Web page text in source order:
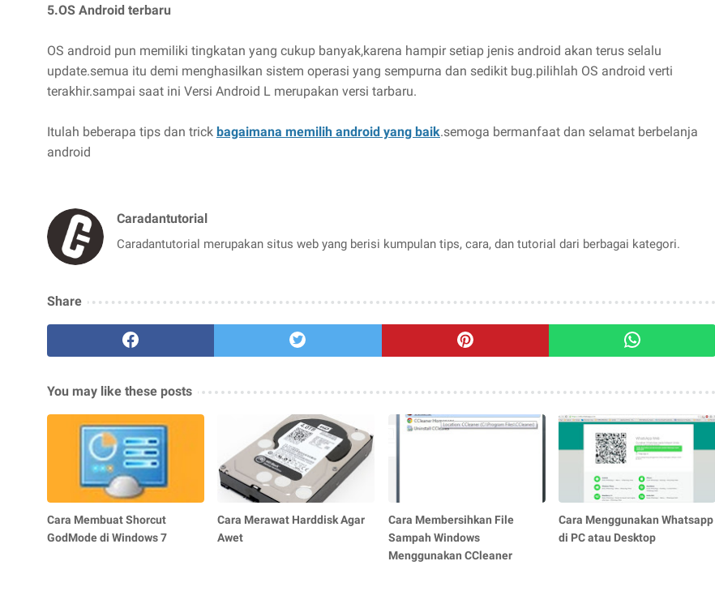
5.OS Android terbaru
OS android pun memiliki tingkatan yang cukup banyak,karena hampir setiap jenis android akan terus selalu
update.semua itu demi menghasilkan sistem operasi yang sempurna dan sedikit bug.pilihlah OS android verti
terakhir.sampai saat ini Versi Android L merupakan versi tarbaru.
Itulah beberapa tips dan trick bagaimana memilih android yang baik.semoga bermanfaat dan selamat berbelanja
android
Caradantutorial
Caradantutorial merupakan situs web yang berisi kumpulan tips, cara, dan tutorial dari berbagai kategori.
Share
You may like these posts
Cara Membuat Shorcut
GodMode di Windows 7
Cara Merawat Harddisk Agar
Awet
Cara Membersihkan File
Sampah Windows
Menggunakan CCleaner
Cara Menggunakan Whatsapp
di PC atau Desktop